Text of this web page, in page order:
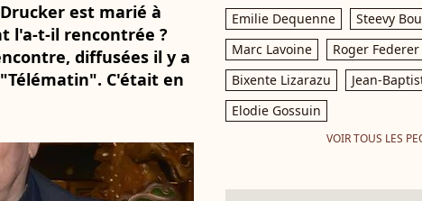
est marié à
l'a-t-il rencontrée ?
diffusées il y a
C'était en
Emilie Dequenne
Steevy
Marc Lavoine
Roger Federer
Bixente Lizarazu
Jean-
Elodie Gossuin
VOIR TOUS LES